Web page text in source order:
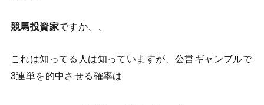
競馬投資家ですか、、
これは知ってる人は知っていますが、公営ギャンブルで
3連単を的中させる確率は